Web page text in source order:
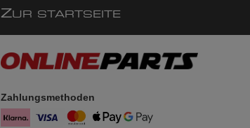
ZUR STARTSEITE
Zahlungsmethoden